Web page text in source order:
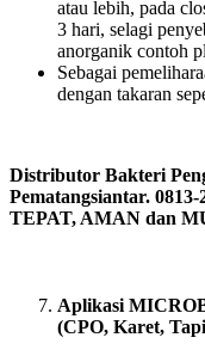
atau lebih, pada
3 hari, selagi
anorganik contoh
Sebagai
dengan takaran
Distributor Bakteri
Pematangsiantar.
TEPAT, AMAN dan
Aplikasi
(CPO, Karet,